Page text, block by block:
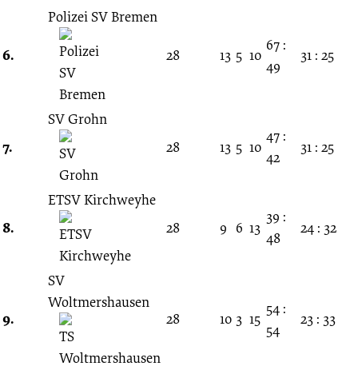
6.
Polizei SV Bremen
28 13 5 10
67 :
49
31 : 25
7.
SV Grohn
28
13 5 10
47 :
42
31 : 25
8.
ETSV Kirchweyhe
28
9 6 13
39 :
48
24 : 32
9.
SV
Woltmershausen
28
10 3 15
54 :
54
23 : 33